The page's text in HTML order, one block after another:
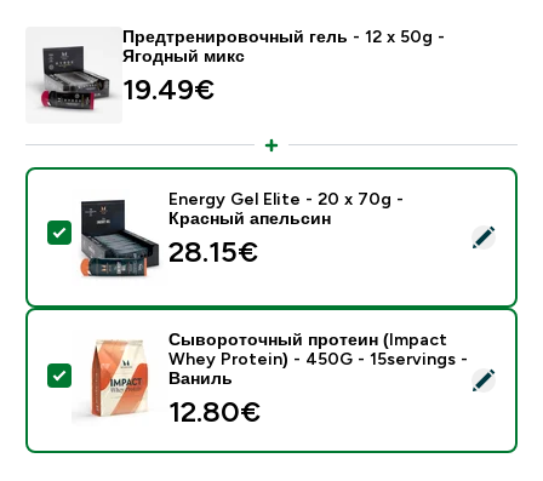
Предтренировочный гель - 12 x 50g -
Ягодный микс
19.49€‎
- Energy Gel Elite - 20 x 70g - Красный апельсин
Energy Gel Elite - 20 x 70g -
Красный апельсин
28.15€‎
- Сывороточный протеин (Impact Whey Protein) -
Сывороточный протеин (Impact
Whey Protein) - 450G - 15servings -
Ваниль
12.80€‎